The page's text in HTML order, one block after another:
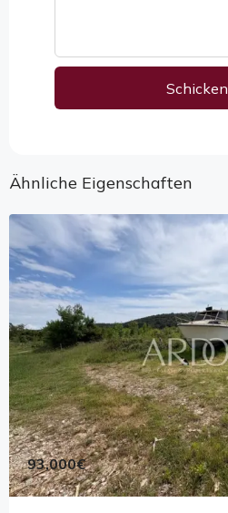
Schicken
Ähnliche Eigenschaften
93,000€